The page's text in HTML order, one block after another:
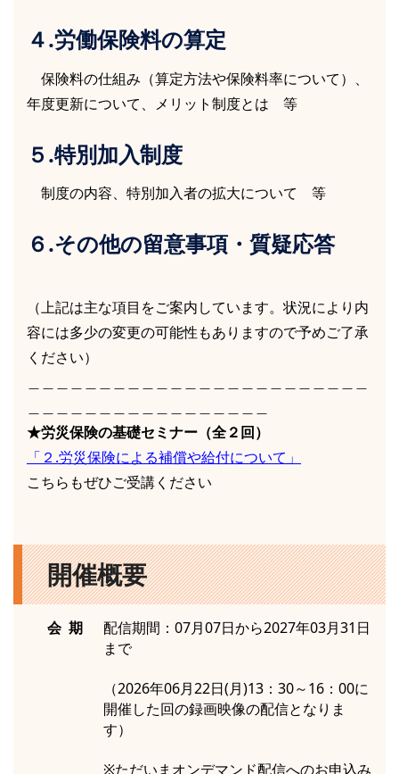
４.労働保険料の算定
保険料の仕組み（算定方法や保険料率について）、
年度更新について、メリット制度とは 等
５.特別加入制度
制度の内容、特別加入者の拡大について 等
６.その他の留意事項・質疑応答
（上記は主な項目をご案内しています。状況により内
容には多少の変更の可能性もありますので予めご了承
ください）
★労災保険の基礎セミナー（全２回）
「２.労災保険による補償や給付について」
こちらもぜひご受講ください
開催概要
会 期
配信期間：07月07日から2027年03月31日
まで
（2026年06月22日(月)13：30～16：00に
開催した回の録画映像の配信となりま
す）
※ただいまオンデマンド配信へのお申込み